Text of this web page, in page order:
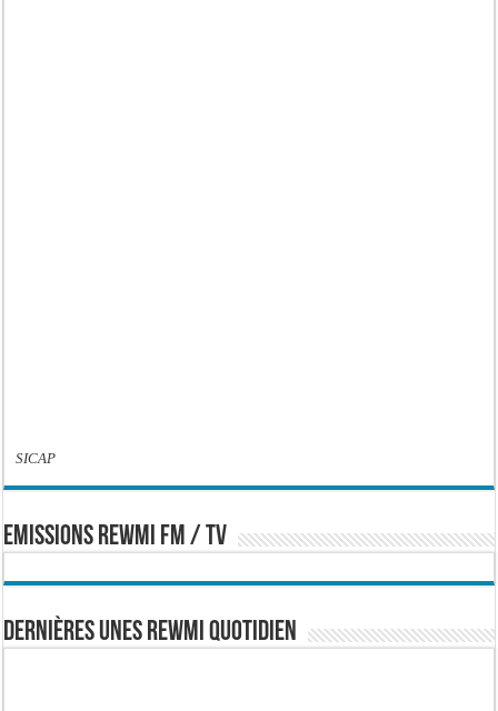
SICAP
EMISSIONS REWMI FM / TV
Dernières Unes Rewmi Quotidien